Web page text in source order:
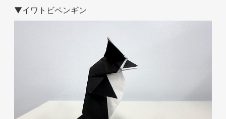
▼イワトビペンギン
お問い合わせ